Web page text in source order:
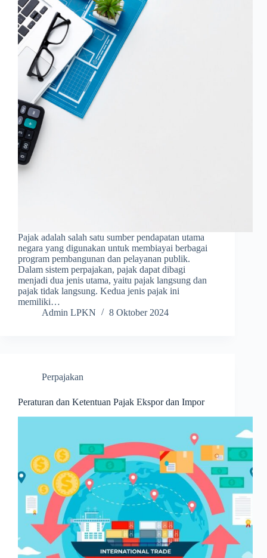
Pajak adalah salah satu sumber pendapatan utama
negara yang digunakan untuk membiayai berbagai
program pembangunan dan pelayanan publik.
Dalam sistem perpajakan, pajak dapat dibagi
menjadi dua jenis utama, yaitu pajak langsung dan
pajak tidak langsung. Kedua jenis pajak ini
memiliki…
Admin LPKN
8 Oktober 2024
Perpajakan
Peraturan dan Ketentuan Pajak Ekspor dan Impor